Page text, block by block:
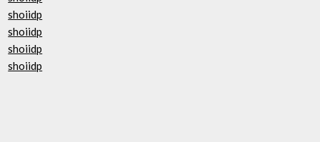
shoiidp
shoiidp
shoiidp
shoiidp